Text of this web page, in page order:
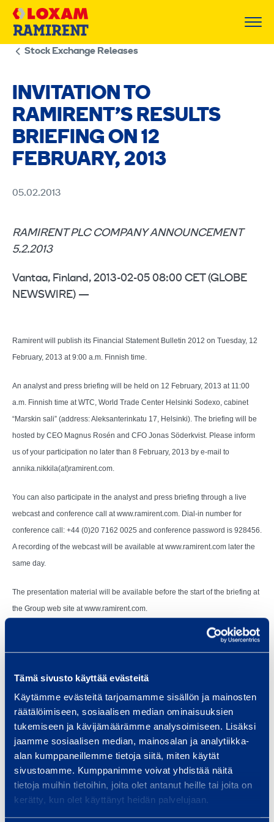
Tämä sivusto käyttää evästeitä
Käytämme evästeitä tarjoamamme sisällön ja mainosten
räätälöimiseen, sosiaalisen median ominaisuuksien
tukemiseen ja kävijämäärämme analysoimiseen. Lisäksi
jaamme sosiaalisen median, mainosalan ja analytiikka-
alan kumppaneillemme tietoja siitä, miten käytät
sivustoamme. Kumppanimme voivat yhdistää näitä
tietoja muihin tietoihin, joita olet antanut heille tai joita on
kerätty, kun olet käyttänyt heidän palvelujaan.
Skip
Stock Exchange Releases
INVITATION TO
RAMIRENT’S RESULTS
BRIEFING ON 12
FEBRUARY, 2013
05.02.2013
RAMIRENT PLC COMPANY ANNOUNCEMENT
5.2.2013
Vantaa, Finland, 2013-02-05 08:00 CET (GLOBE
NEWSWIRE) —
Ramirent will publish its Financial Statement Bulletin 2012 on Tuesday, 12
February, 2013 at 9:00 a.m. Finnish time.
An analyst and press briefing will be held on 12 February, 2013 at 11:00
a.m. Finnish time at WTC, World Trade Center Helsinki Sodexo, cabinet
“Marskin sali” (address: Aleksanterinkatu 17, Helsinki). The briefing will be
hosted by CEO Magnus Rosén and CFO Jonas Söderkvist. Please inform
us of your participation no later than 8 February, 2013 by e-mail to
annika.nikkila(at)ramirent.com.
You can also participate in the analyst and press briefing through a live
webcast and conference call at www.ramirent.com. Dial-in number for
conference call: +44 (0)20 7162 0025 and conference password is 928456.
A recording of the webcast will be available at www.ramirent.com later the
same day.
The presentation material will be available before the start of the briefing at
the Group web site at www.ramirent.com.
RAMIRENT PLC
Magnus Rosén
President and CEO